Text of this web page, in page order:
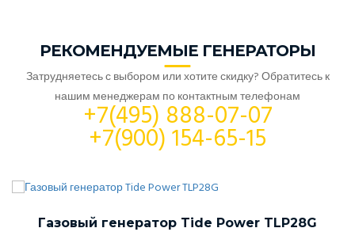
РЕКОМЕНДУЕМЫЕ ГЕНЕРАТОРЫ
Затрудняетесь с выбором или хотите скидку? Обратитесь к
нашим менеджерам по контактным телефонам
+7(495) 888-07-07
+7(900) 154-65-15
Газовый генератор Tide Power TLP28G